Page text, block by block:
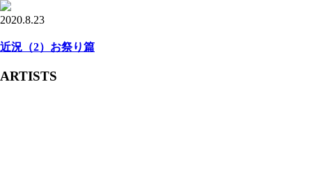
2020.8.23
近況（2）お祭り篇
ARTISTS